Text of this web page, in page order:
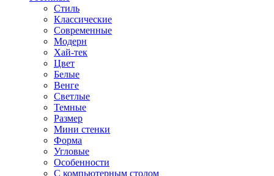
Стиль
Классические
Современные
Модерн
Хай-тек
Цвет
Белые
Венге
Светлые
Темные
Размер
Мини стенки
Форма
Угловые
Особенности
С компьютерным столом